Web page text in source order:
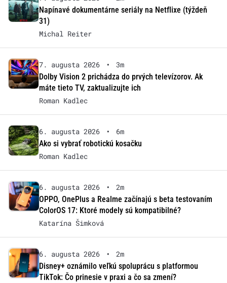
Napínavé dokumentárne seriály na Netflixe (týždeň
31)
Michal Reiter
7. augusta 2026 •
3m
Dolby Vision 2 prichádza do prvých televízorov. Ak
máte tieto TV, zaktualizujte ich
Roman Kadlec
6. augusta 2026 •
6m
Ako si vybrať robotickú kosačku
Roman Kadlec
6. augusta 2026 •
2m
OPPO, OnePlus a Realme začínajú s beta testovaním
ColorOS 17: Ktoré modely sú kompatibilné?
Katarína Šimková
6. augusta 2026 •
2m
Disney+ oznámilo veľkú spoluprácu s platformou
TikTok: Čo prinesie v praxi a čo sa zmení?